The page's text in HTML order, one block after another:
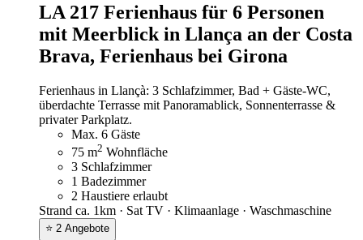
LA 217 Ferienhaus für 6 Personen
mit Meerblick in Llança an der Costa
Brava, Ferienhaus bei Girona
Ferienhaus in Llançà: 3 Schlafzimmer, Bad + Gäste-WC,
überdachte Terrasse mit Panoramablick, Sonnenterrasse &
privater Parkplatz.
Max. 6 Gäste
75 m2 Wohnfläche
3 Schlafzimmer
1 Badezimmer
2 Haustiere erlaubt
Strand ca. 1km · Sat TV · Klimaanlage · Waschmaschine
⭐ 2 Angebote